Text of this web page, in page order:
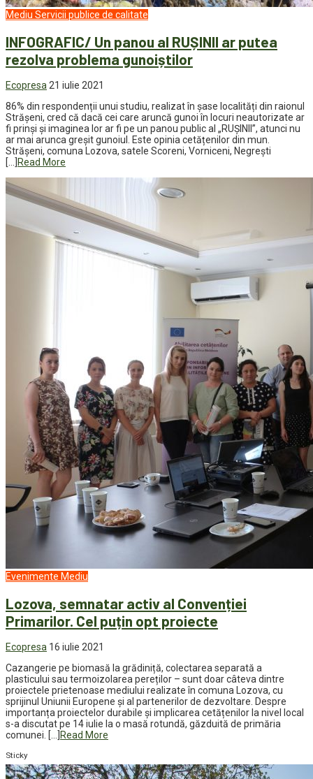
Mediu Servicii publice de calitate
INFOGRAFIC/ Un panou al RUȘINII ar putea
rezolva problema gunoiștilor
Ecopresa 21 iulie 2021
86% din respondenții unui studiu, realizat în șase localități din raionul
Strășeni, cred că dacă cei care aruncă gunoi în locuri neautorizate ar
fi prinși și imaginea lor ar fi pe un panou public al „RUȘINII”, atunci nu
ar mai arunca greșit gunoiul. Este opinia cetățenilor din mun.
Strășeni, comuna Lozova, satele Scoreni, Vorniceni, Negrești
[…]
Read More
Evenimente Mediu
Lozova, semnatar activ al Convenției
Primarilor. Cel puțin opt proiecte
Ecopresa 16 iulie 2021
Cazangerie pe biomasă la grădiniță, colectarea separată a
plasticului sau termoizolarea pereților – sunt doar câteva dintre
proiectele prietenoase mediului realizate în comuna Lozova, cu
sprijinul Uniunii Europene și al partenerilor de dezvoltare. Despre
importanța proiectelor durabile și implicarea cetățenilor la nivel local
s-a discutat pe 14 iulie la o masă rotundă, găzduită de primăria
comunei. […]
Read More
Sticky